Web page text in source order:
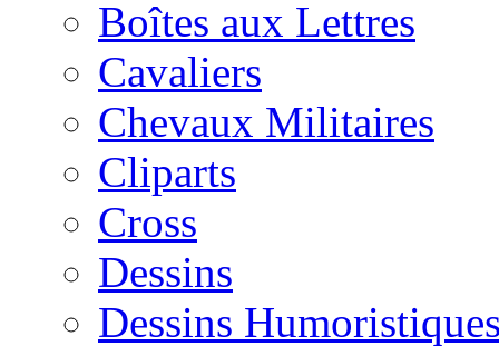
Boîtes aux Lettres
Cavaliers
Chevaux Militaires
Cliparts
Cross
Dessins
Dessins